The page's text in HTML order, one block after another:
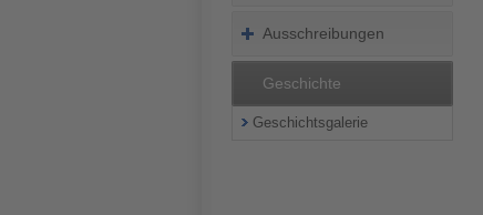
Ausschreibungen
Geschichte
Geschichtsgalerie